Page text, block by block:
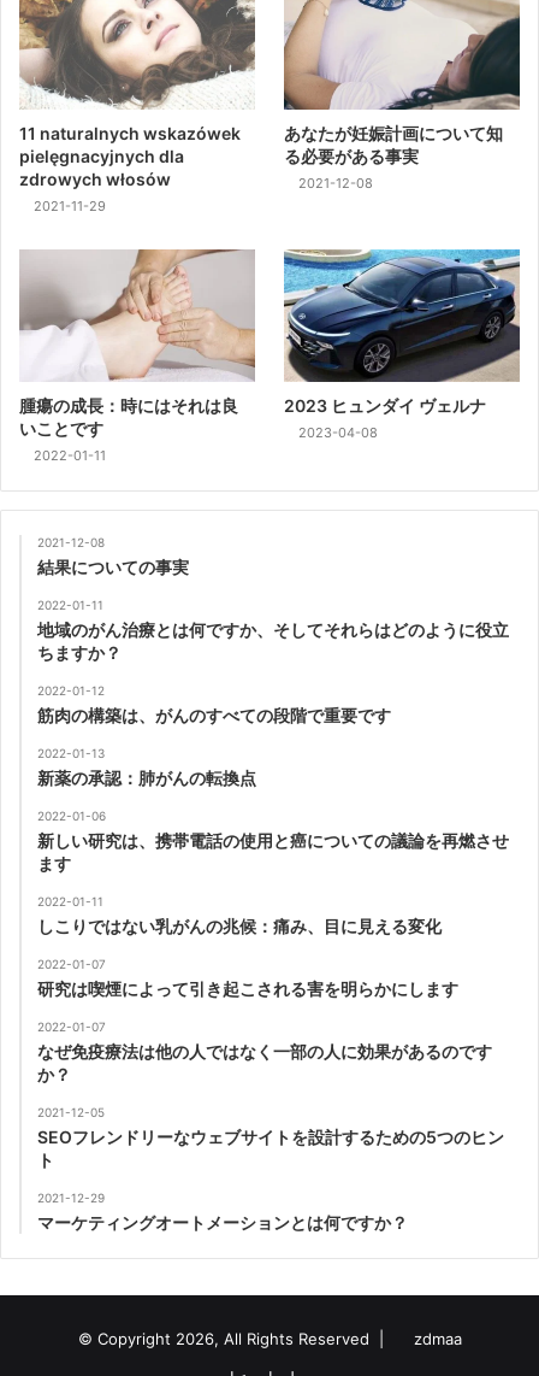
11 naturalnych wskazówek
pielęgnacyjnych dla
zdrowych włosów
2021-11-29
あなたが妊娠計画について知
る必要がある事実
2021-12-08
腫瘍の成長：時にはそれは良
いことです
2022-01-11
2023 ヒュンダイ ヴェルナ
2023-04-08
2021-12-08
結果についての事実
2022-01-11
地域のがん治療とは何ですか、そしてそれらはどのように役立
ちますか？
2022-01-12
筋肉の構築は、がんのすべての段階で重要です
2022-01-13
新薬の承認：肺がんの転換点
2022-01-06
新しい研究は、携帯電話の使用と癌についての議論を再燃させ
ます
2022-01-11
しこりではない乳がんの兆候：痛み、目に見える変化
2022-01-07
研究は喫煙によって引き起こされる害を明らかにします
2022-01-07
なぜ免疫療法は他の人ではなく一部の人に効果があるのです
か？
2021-12-05
SEOフレンドリーなウェブサイトを設計するための5つのヒン
ト
2021-12-29
マーケティングオートメーションとは何ですか？
© Copyright 2026, All Rights Reserved |
zdmaa